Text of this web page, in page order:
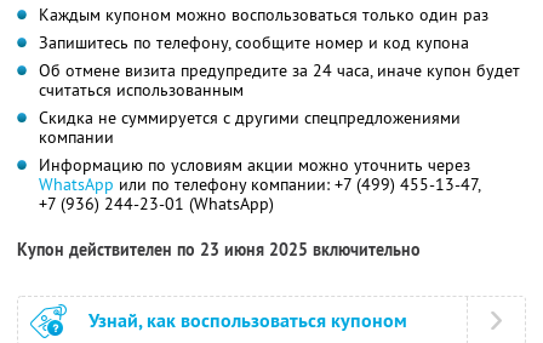
Каждым купоном можно воспользоваться только один раз
Запишитесь по телефону, сообщите номер и код купона
Об отмене визита предупредите за 24 часа, иначе купон будет
считаться использованным
Скидка не суммируется с другими спецпредложениями
компании
Информацию по условиям акции можно уточнить через
WhatsApp или по телефону компании: +7 (499) 455-13-47,
+7 (936) 244-23-01 (WhatsApp)
Купон действителен по 23 июня 2025 включительно
Узнай, как воспользоваться купоном